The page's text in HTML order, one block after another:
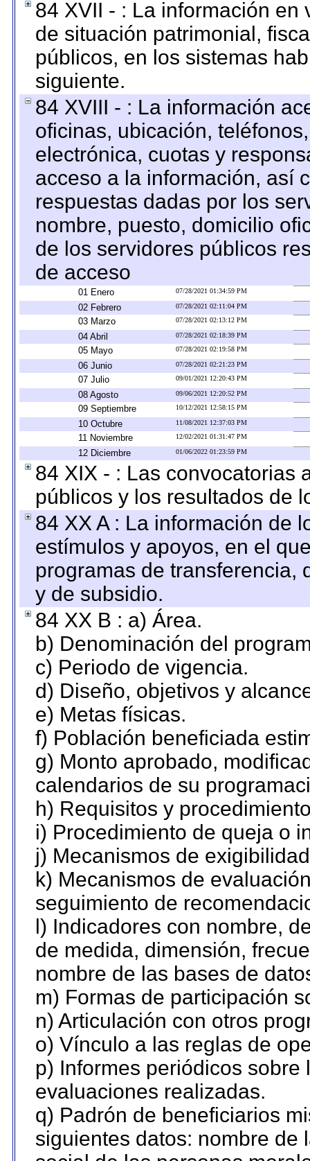
84 XVII - : La información
de situación patrimonial,
públicos, en los sistemas
siguiente.
84 XVIII - : La información
oficinas, ubicación,
electrónica, cuotas y
acceso a la información, así
respuestas dadas por los
nombre, puesto, domicilio
de los servidores públicos
de acceso
01 Enero 07/28/2021 01:34:59 PM
02 Febrero 07/28/2021 02:11:04 PM
03 Marzo 07/28/2021 02:13:12 PM
04 Abril 07/28/2021 02:18:39 PM
05 Mayo 07/28/2021 02:19:58 PM
06 Junio 07/28/2021 02:21:23 PM
07 Julio 09/01/2021 12:20:43 PM
08 Agosto 09/06/2021 12:20:52 PM
09 Septiembre 10/12/2021 12:58:15 PM
10 Octubre 11/08/2021 12:37:03 PM
11 Noviembre 12/02/2021 01:31:47 PM
12 Diciembre 01/06/2022 01:23:59 PM
84 XIX - : Las convocatorias
públicos y los resultados de
84 XX A : La información de
estímulos y apoyos, en el
programas de transferencia,
y de subsidio.
84 XX B : a) Área.
b) Denominación del
c) Periodo de vigencia.
d) Diseño, objetivos y
e) Metas físicas.
f) Población beneficiada
g) Monto aprobado,
calendarios de su
h) Requisitos y
i) Procedimiento de queja o
j) Mecanismos de
k) Mecanismos de
seguimiento de
l) Indicadores con nombre,
de medida, dimensión,
nombre de las bases de
m) Formas de participación
n) Articulación con otros
o) Vínculo a las reglas de
p) Informes periódicos
evaluaciones realizadas.
q) Padrón de beneficiarios
siguientes datos: nombre de